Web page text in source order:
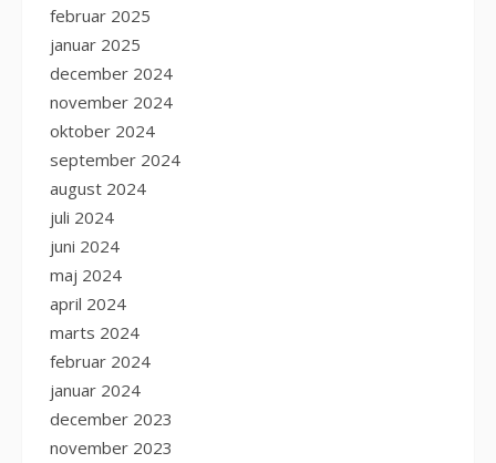
februar 2025
januar 2025
december 2024
november 2024
oktober 2024
september 2024
august 2024
juli 2024
juni 2024
maj 2024
april 2024
marts 2024
februar 2024
januar 2024
december 2023
november 2023